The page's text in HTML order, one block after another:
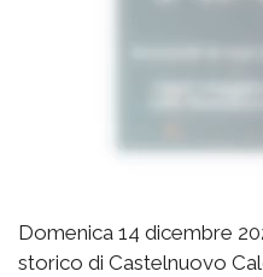
Domenica 14 dicembre
storico di Castelnuovo